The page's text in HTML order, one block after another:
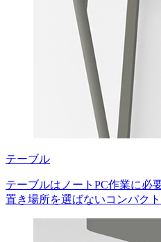
テーブル
テーブルはノートPC作業に必
置き場所を選ばないコンパクト